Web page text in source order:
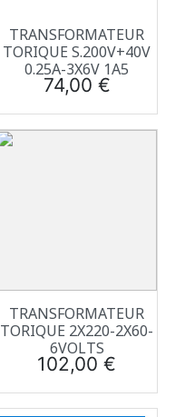
TRANSFORMATEUR
TORIQUE S.200V+40V
0.25A-3X6V 1A5
Prix
74,00 €
TRANSFORMATEUR
TORIQUE 2X220-2X60-
6VOLTS
Prix
102,00 €